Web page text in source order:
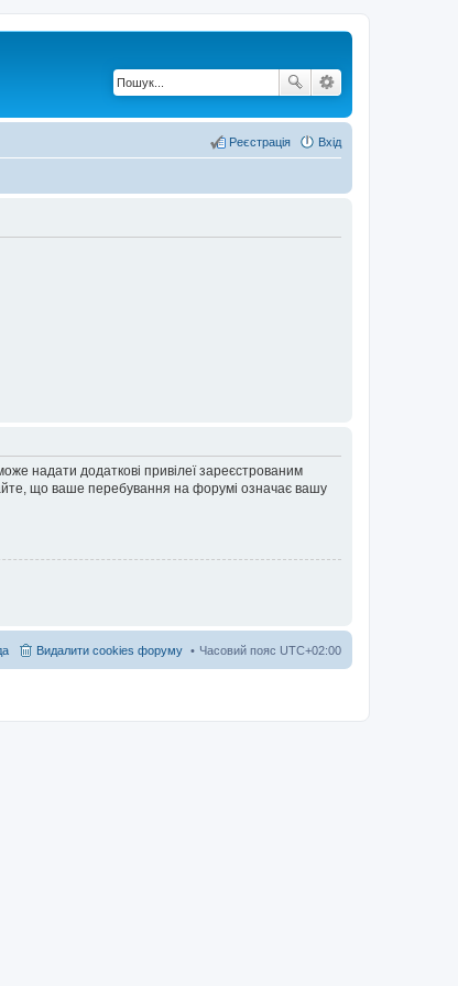
Вхід
Реєстрація
надати додаткові привілеї зареєстрованим
що ваше перебування на форумі означає вашу
Часовий пояс UTC+02:00
Видалити cookies форуму